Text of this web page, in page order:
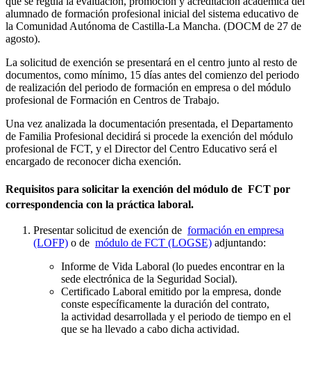
alumnado de formación profesional inicial del sistema educativo de
la Comunidad Autónoma de Castilla-La Mancha. (DOCM de 27 de
agosto).
La solicitud de exención se presentará en el centro junto al resto de
documentos, como mínimo, 15 días antes del comienzo del periodo
de realización del periodo de formación en empresa o del módulo
profesional de Formación en Centros de Trabajo.
Una vez analizada la documentación presentada, el Departamento
de Familia Profesional decidirá si procede la exención del módulo
profesional de FCT, y el Director del Centro Educativo será el
encargado de reconocer dicha exención.
Requisitos para solicitar la exención del módulo de FCT por
correspondencia con la práctica laboral.
Presentar solicitud de exención de formación en empresa
(LOFP) o de módulo de FCT (LOGSE) adjuntando:
Informe de Vida Laboral (lo puedes encontrar en la
sede electrónica de la Seguridad Social).
Certificado Laboral emitido por la empresa, donde
conste específicamente la duración del contrato,
la actividad desarrollada y el periodo de tiempo en el
que se ha llevado a cabo dicha actividad.